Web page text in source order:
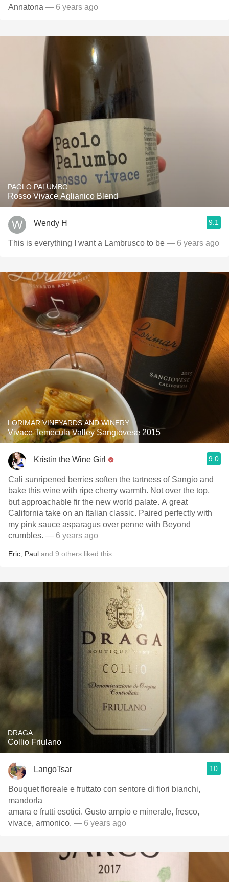
Annatona — 6 years ago
PAOLO PALUMBO
Rosso Vivace Aglianico Blend
Wendy H 9.1
This is everything I want a Lambrusco to be — 6 years ago
LORIMAR VINEYARDS AND WINERY
Vivace Temecula Valley Sangiovese 2015
Kristin the Wine Girl 9.0
Cali sunripened berries soften the tartness of Sangio and
bake this wine with ripe cherry warmth. Not over the top,
but approachable fir the new world palate. A great
California take on an Italian classic. Paired perfectly with
my pink sauce asparagus over penne with Beyond
crumbles. — 6 years ago
Eric Paul and 9 others liked this
DRAGA
Collio Friulano
LangoTsar 10
Bouquet floreale e fruttato con sentore di fiori bianchi,
mandorla
amara e frutti esotici. Gusto ampio e minerale, fresco,
vivace, armonico. — 6 years ago